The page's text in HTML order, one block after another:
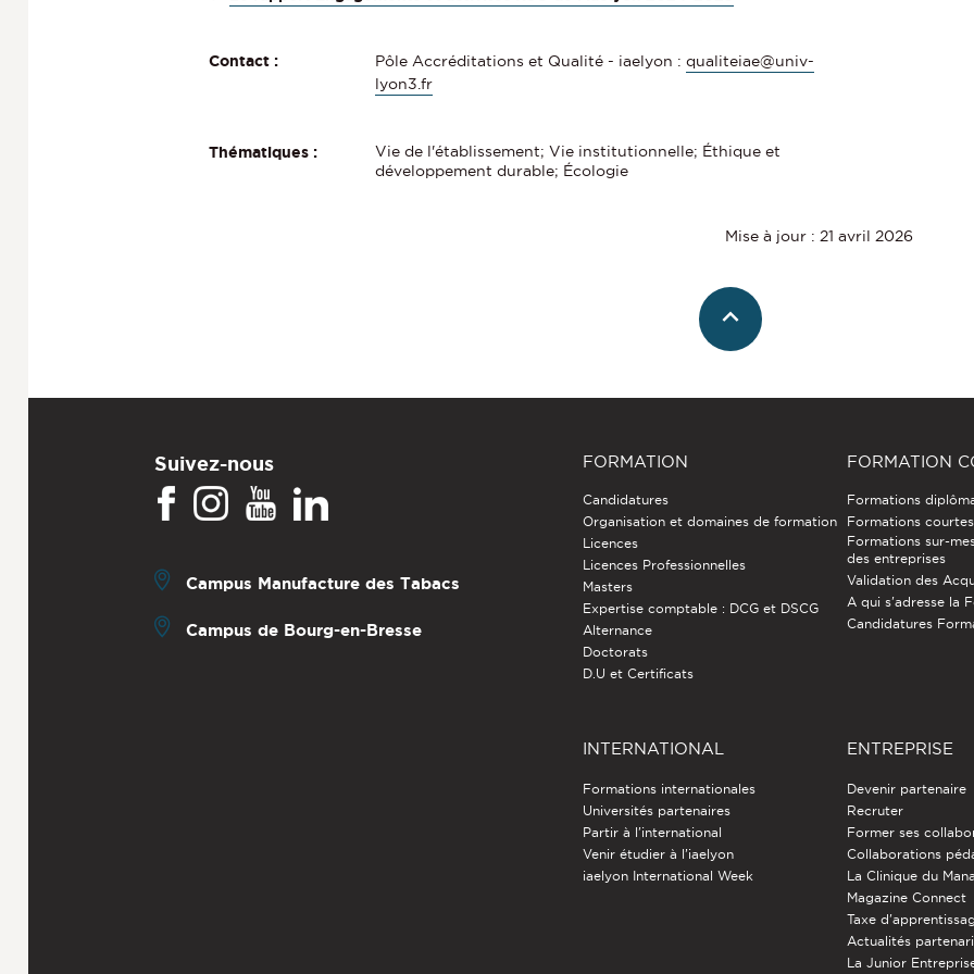
Contact : Pôle Accréditations et Qualité - iaelyon :qualiteiae@univ-
lyon3.fr
Thématiques :
Vie de l'établissement; Vie institutionnelle; Éthique et
développement durable; Écologie
Mise à jour : 21 avril 2026
Suivez-nous
Campus Manufacture des Tabacs
Campus de Bourg-en-Bresse
FORMATION
Candidatures
Organisation et domaines de formation
Licences
Licences Professionnelles
Masters
Expertise comptable : DCG et DSCG
Alternance
Doctorats
D.U et Certificats
FORMATION
Formations
Formations
Formations sur-
des entreprises
Validation des
A qui s'adresse la
Candidatures
INTERNATIONAL
Formations internationales
Universités partenaires
Partir à l'international
Venir étudier à l’iaelyon
iaelyon International Week
ENTREPRISE
Devenir partenaire
Recruter
Former ses
Collaborations
La Clinique du
Magazine Connect
Taxe
Actualités
La Junior